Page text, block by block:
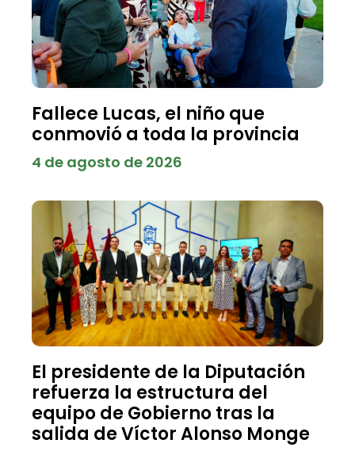
Fallece Lucas, el niño que
conmovió a toda la provincia
4 de agosto de 2026
El presidente de la Diputación
refuerza la estructura del
equipo de Gobierno tras la
salida de Víctor Alonso Monge